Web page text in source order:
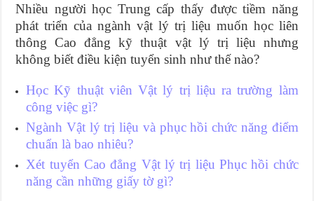
Nhiều người học Trung cấp thấy được tiềm năng
phát triển của ngành vật lý trị liệu muốn học liên
thông Cao đẳng kỹ thuật vật lý trị liệu nhưng
không biết điều kiện tuyển sinh như thế nào?
Học Kỹ thuật viên Vật lý trị liệu ra trường làm
công việc gì?
Ngành Vật lý trị liệu và phục hồi chức năng điểm
chuẩn là bao nhiêu?
Xét tuyển Cao đẳng Vật lý trị liệu Phục hồi chức
năng cần những giấy tờ gì?